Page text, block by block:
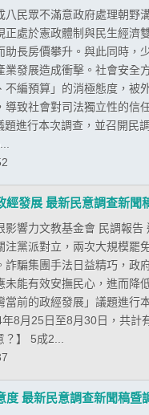
八民眾不滿意政府處理朝野
正處於憲政體制與民生經濟
助長房價攀升。與此同時，
業發展造成衝擊。社會安全
不編預算」的消極態度，被
導致社會對司法獨立性的信
進行本次調查，並召開
經發展 最新民意調查新聞
影響力文教基金會 民調報
注黨派對立，兩次大規模罷
詐騙集團手法日益精巧，政
未能有效安撫民心，進而降
當前的政經發展」議題進行
年8月25日至8月30日，共計
】 5成2...
度 最新民意調查新聞稿暨